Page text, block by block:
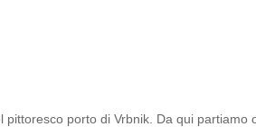
porto di Vrbnik. Da qui